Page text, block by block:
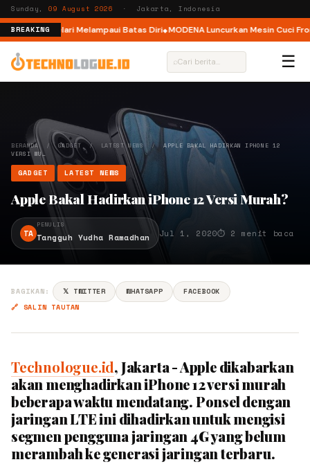
Sunday, 09 August 2026 · Jakarta, Indonesia
BREAKING
Ajak Pelari Melampaui Batas Diri MODENA Luncurkan Mesin Cuci
⌕ ☰
BERANDA/GADGET / LATEST NEWS/ APPLE BAKAL HADIRKAN IPHONE 12
VERSI MU…
GADGET LATEST NEWS
Apple Bakal Hadirkan iPhone 12 Versi Murah?
TA
PENULIS
Tangguh Yudha Ramadhan Jul 1, 2020⏱ 2 menit baca
BAGIKAN: 𝕏 TWITTER WHATSAPP
FACEBOOK
🔗 SALIN TAUTAN
Technologue.id, Jakarta - Apple dikabarkan
akan menghadirkan iPhone 12 versi murah
beberapa waktu mendatang. Ponsel dengan
jaringan LTE ini dihadirkan untuk mengisi
segmen pengguna jaringan 4G yang belum
merambah ke generasi jaringan terbaru.